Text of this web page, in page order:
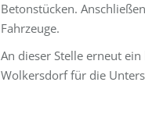
Betonstücken.
Fahrzeuge.
An dieser Stelle erneut
Wolkersdorf für die